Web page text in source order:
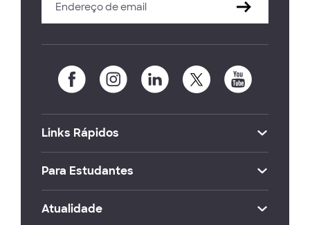
Links Rápidos
Para Estudantes
Atualidade